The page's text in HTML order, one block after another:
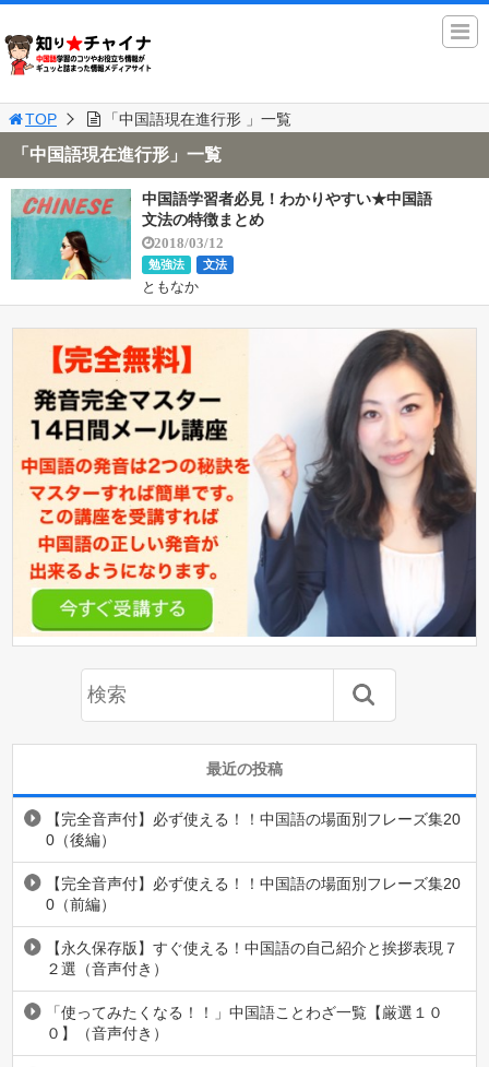
TOP 「中国語現在進行形 」一覧
「中国語現在進行形」一覧
中国語学習者必見！わかりやすい★中国語
文法の特徴まとめ
2018/03/12
勉強法 文法
ともなか
最近の投稿
【完全音声付】必ず使える！！中国語の場面別フレーズ集20
0（後編）
【完全音声付】必ず使える！！中国語の場面別フレーズ集20
0（前編）
【永久保存版】すぐ使える！中国語の自己紹介と挨拶表現７
２選（音声付き）
「使ってみたくなる！！」中国語ことわざ一覧【厳選１０
０】（音声付き）